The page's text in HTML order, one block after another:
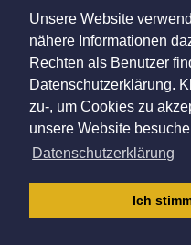
Unsere Website
nähere Informationen
Rechten als Benutzer
Datenschutzerklärung.
zu-, um Cookies zu
unsere Website
Datenschutzerklärung
Ich
Looking for
Age
Location
TERMS
CHILDREN PRIVACY